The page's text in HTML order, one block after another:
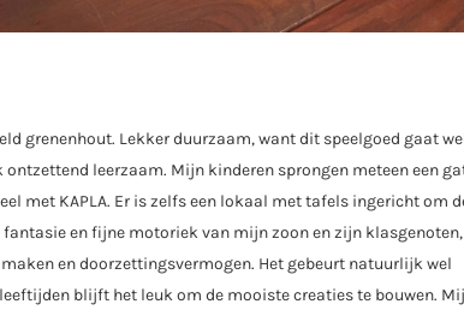
grenenhout. Lekker duurzaam, want dit speelgoed gaat
leerzaam. Mijn kinderen sprongen meteen een
met KAPLA. Er is zelfs een lokaal met tafels ingericht om
en fijne motoriek van mijn zoon en zijn klasgenoten,
en doorzettingsvermogen. Het gebeurt natuurlijk wel
blijft het leuk om de mooiste creaties te bouwen.